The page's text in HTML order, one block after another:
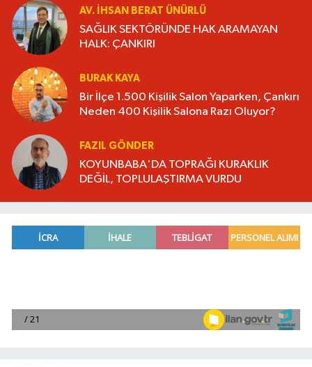
AV. İHSAN BERAT ÜNÜRLÜ
SAĞLIK SEKTÖRÜNDE HAK ARAMAYAN
HALK: ÇANKIRI
BURAK KAYA
Bir İlçe 1.500 Kişilik Salon Yaparken, Çankırı
Neden 400 Kişilik Salona Razı Oluyor?
FAZIL GÖNDER
KOYUNBABA'DA TOPRAĞI KURAKLIK
DEĞİL, TOPLULAŞTIRMA VURDU